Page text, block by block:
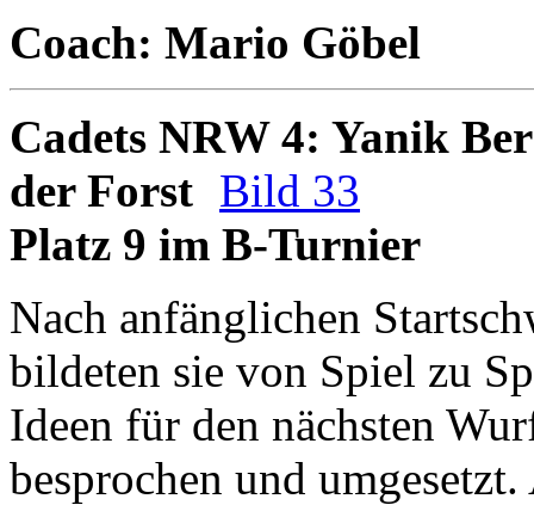
Coach: Mario Göbel
Cadets NRW 4: Yanik
der Forst Bild 33
Platz 9 im B-Turnier
Nach anfänglichen
bildeten sie von Spiel zu
Ideen für den nächsten
besprochen und